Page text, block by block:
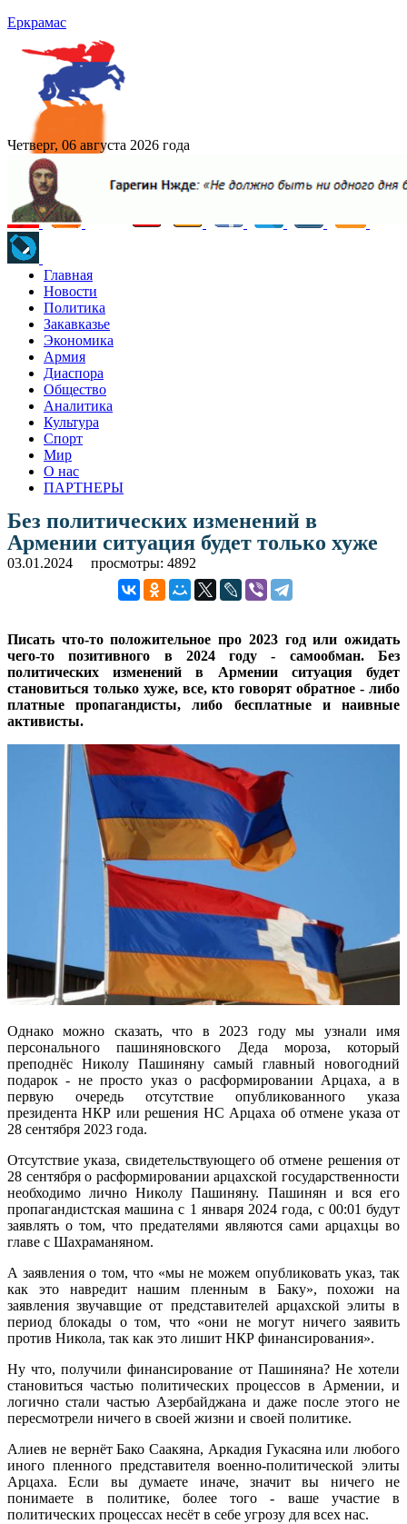
Еркрамас
Четверг, 06 августа 2026 года
Главная
Новости
Политика
Закавказье
Экономика
Армия
Диаспора
Общество
Аналитика
Культура
Спорт
Мир
О нас
ПАРТНЕРЫ
Без политических изменений в
Армении ситуация будет только хуже
03.01.2024 просмотры: 4892
Писать что-то положительное про 2023 год или ожидать
чего-то позитивного в 2024 году - самообман. Без
политических изменений в Армении ситуация будет
становиться только хуже, все, кто говорят обратное - либо
платные пропагандисты, либо бесплатные и наивные
активисты.
Однако можно сказать, что в 2023 году мы узнали имя
персонального пашиняновского Деда мороза, который
преподнёс Николу Пашиняну самый главный новогодний
подарок - не просто указ о расформировании Арцаха, а в
первую очередь отсутствие опубликованного указа
президента НКР или решения НС Арцаха об отмене указа от
28 сентября 2023 года.
Отсутствие указа, свидетельствующего об отмене решения от
28 сентября о расформировании арцахской государственности
необходимо лично Николу Пашиняну. Пашинян и вся его
пропагандистская машина с 1 января 2024 года, с 00:01 будут
заявлять о том, что предателями являются сами арцахцы во
главе с Шахраманяном.
А заявления о том, что «мы не можем опубликовать указ, так
как это навредит нашим пленным в Баку», похожи на
заявления звучавщие от представителей арцахской элиты в
период блокады о том, что «они не могут ничего заявить
против Никола, так как это лишит НКР финансирования».
Ну что, получили финансирование от Пашиняна? Не хотели
становиться частью политических процессов в Армении, и
логично стали частью Азербайджана и даже после этого не
пересмотрели ничего в своей жизни и своей политике.
Алиев не вернёт Бако Саакяна, Аркадия Гукасяна или любого
иного пленного представителя военно-политической элиты
Арцаха. Если вы думаете иначе, значит вы ничего не
понимаете в политике, более того - ваше участие в
политических процессах несёт в себе угрозу для всех нас.